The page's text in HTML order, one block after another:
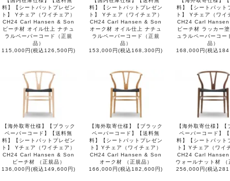
料】【シートパットプレゼン
ト】 Yチェア（ワイチェア）
CH24 Carl Hansen & Son
ビーチ材 オイル仕上 ナチュ
ラルペーパーコード（正規
品）
115,000円(税込126,500円)
料】【シートパットプレゼン
ト】 Yチェア（ワイチェア）
CH24 Carl Hansen & Son
オーク材 オイル仕上 ナチュ
ラルペーパーコード（正規
品）
153,000円(税込168,300円)
料】【シートパット
ト】 Yチェア（ワイ
CH24 Carl
ビーチ材 ラッカー
ュラルペーパーコー
品）
168,000円(税込
【海外取寄仕様】【ブラック
ペーパーコード】【送料無
料】【シートパットプレゼン
ト】 Yチェア（ワイチェア）
CH24 Carl Hansen & Son
ビーチ材 （正規品）
136,000円(税込149,600円)
【海外取寄仕様】【ブラック
ペーパーコード】【送料無
料】【シートパットプレゼン
ト】Yチェア（ワイチェア）
CH24 Carl Hansen & Son
オーク材 （正規品）
166,000円(税込182,600円)
【海外取寄仕様】【
ペーパーコード】
料】【シートパット
ト】Yチェア（ワイ
CH24 Carl
ウォールナット材 （
256,000円(税込